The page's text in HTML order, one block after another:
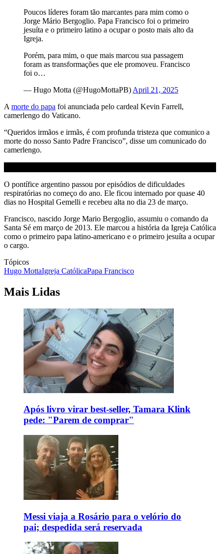
Poucos líderes foram tão marcantes para mim como o
Jorge Mário Bergoglio. Papa Francisco foi o primeiro
jesuíta e o primeiro latino a ocupar o posto mais alto da
Igreja.
Porém, para mim, o que mais marcou sua passagem
foram as transformações que ele promoveu. Francisco
foi o…
— Hugo Motta (@HugoMottaPB) April 21, 2025
A morte do papa foi anunciada pelo cardeal Kevin Farrell,
camerlengo do Vaticano.
“Queridos irmãos e irmãs, é com profunda tristeza que comunico a
morte do nosso Santo Padre Francisco”, disse um comunicado do
camerlengo.
O pontífice argentino passou por episódios de dificuldades
respiratórias no começo do ano. Ele ficou internado por quase 40
dias no Hospital Gemelli e recebeu alta no dia 23 de março.
Francisco, nascido Jorge Mario Bergoglio, assumiu o comando da
Santa Sé em março de 2013. Ele marcou a história da Igreja Católica
como o primeiro papa latino-americano e o primeiro jesuíta a ocupar
o cargo.
Tópicos
Hugo MottaIgreja CatólicaPapa Francisco
Mais Lidas
Após livro virar best-seller, Tamara Klink
pede: "Parem de comprar"
Messi viaja a Rosário para o velório do
pai; despedida será reservada